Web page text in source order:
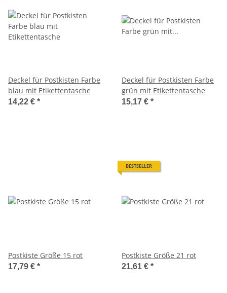
Deckel für Postkisten Farbe
blau mit Etikettentasche
14,22 € *
Deckel für Postkisten Farbe
grün mit Etikettentasche
15,17 € *
Postkiste Größe 15 rot
17,79 € *
BESTSELLER
Postkiste Größe 21 rot
21,61 € *